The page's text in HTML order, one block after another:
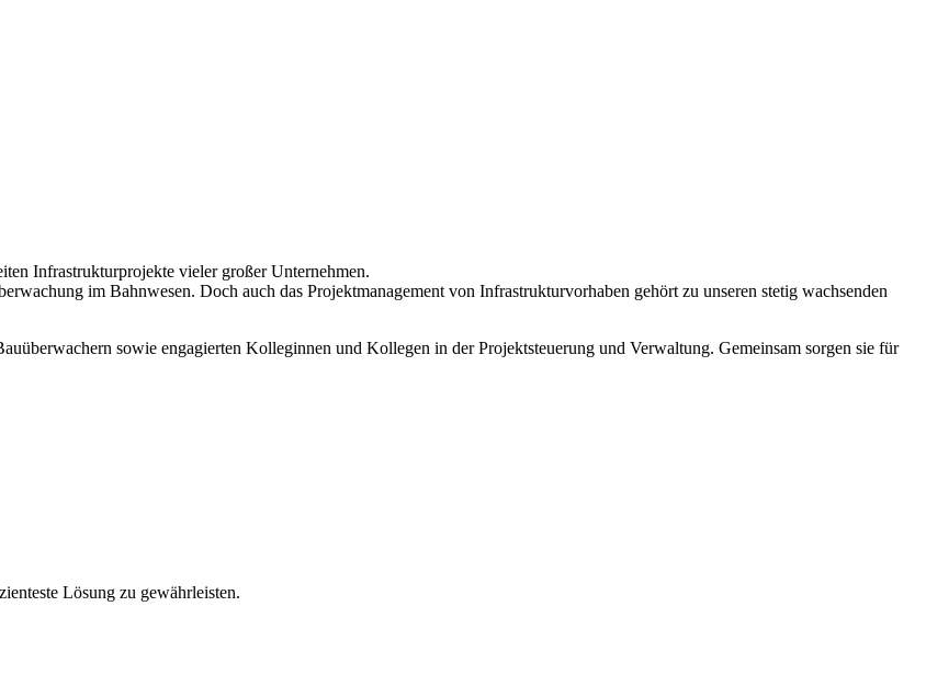
Infrastrukturprojekte vieler großer Unternehmen.
im Bahnwesen. Doch auch das Projektmanagement von Infrastrukturvorhaben gehört zu unseren stetig wachsenden
sowie engagierten Kolleginnen und Kollegen in der Projektsteuerung und Verwaltung. Gemeinsam sorgen sie für
Lösung zu gewährleisten.